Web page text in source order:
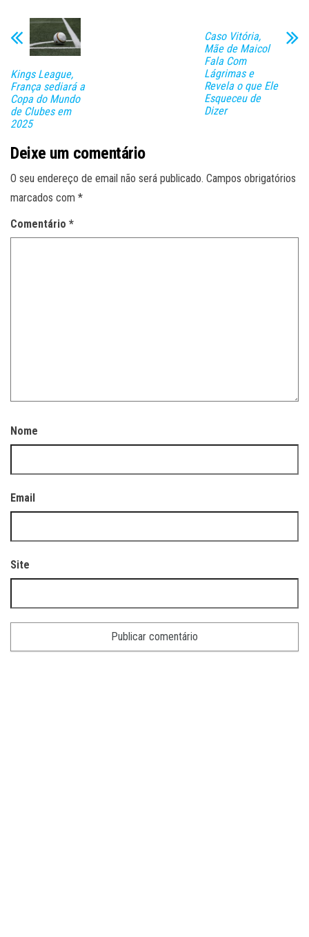
Kings League,
França sediará a
Copa do Mundo
de Clubes em
2025
Caso Vitória,
Mãe de Maicol
Fala Com
Lágrimas e
Revela o que Ele
Esqueceu de
Dizer
Deixe um comentário
O seu endereço de email não será publicado. Campos obrigatórios
marcados com *
Comentário *
Nome
Email
Site